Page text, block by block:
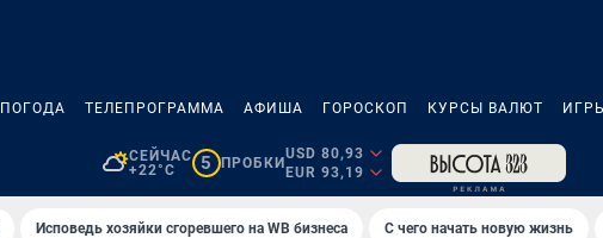
ПОГОДА ТЕЛЕПРОГРАММА АФИША ГОРОСКОП КУРСЫ ВАЛЮТ
СЕЙЧАС
+22°C
5 ПРОБКИ
USD 80,93
EUR 93,19
Исповедь хозяйки сгоревшего на WB бизнеса С чего начать новую жизнь